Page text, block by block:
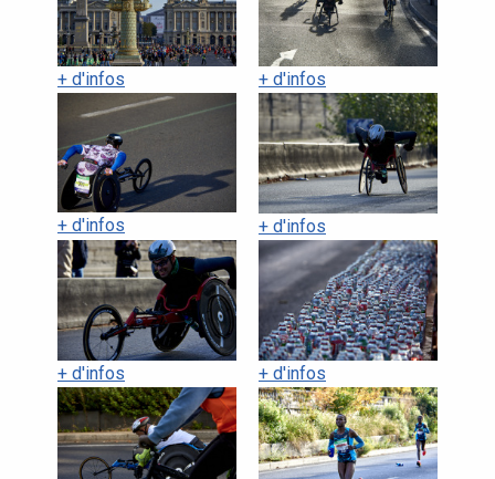
+ d'infos + d'infos
+ d'infos + d'infos
+ d'infos + d'infos